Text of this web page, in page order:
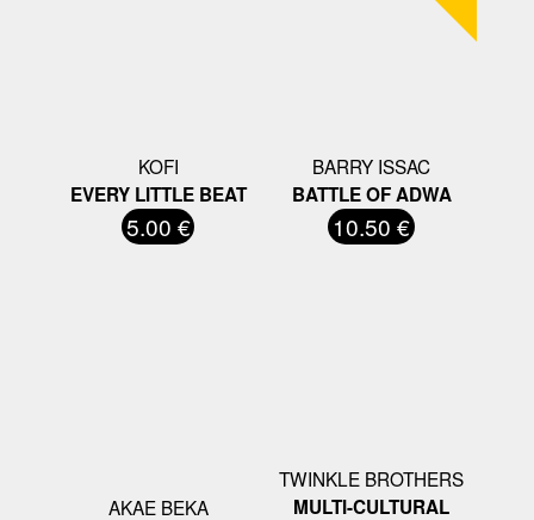
KOFI
EVERY LITTLE BEAT
5.00 €
BARRY ISSAC
BATTLE OF ADWA
10.50 €
AKAE BEKA
TWINKLE BROTHERS
MULTI-CULTURAL